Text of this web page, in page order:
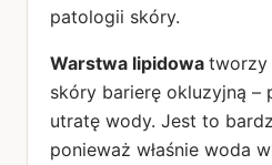
patologii skóry.
Warstwa lipidowa tworzy
skóry barierę okluzyjną –
utratę wody. Jest to
ponieważ właśnie woda